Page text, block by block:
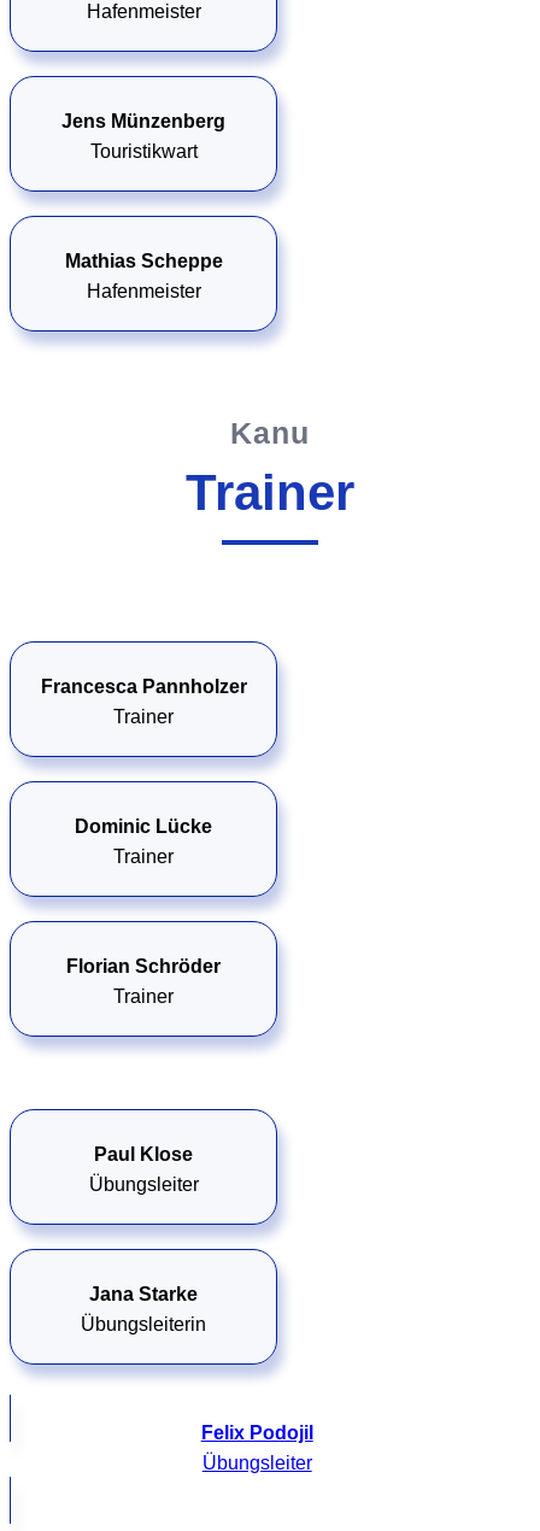
Hafenmeister
Jens Münzenberg
Touristikwart
Mathias Scheppe
Hafenmeister
Kanu
Trainer
Francesca Pannholzer
Trainer
Dominic Lücke
Trainer
Florian Schröder
Trainer
Paul Klose
Übungsleiter
Jana Starke
Übungsleiterin
Felix Podojil
Übungsleiter